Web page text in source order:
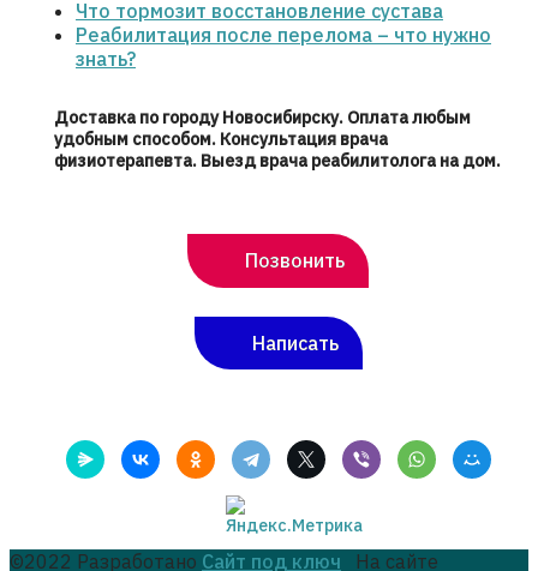
Что тормозит восстановление сустава
Реабилитация после перелома – что нужно
знать?
Доставка по городу Новосибирску. Оплата любым
удобным способом. Консультация врача
физиотерапевта. Выезд врача реабилитолога на дом.
Позвонить
Написать
©2022 Разработано Сайт под ключ На сайте